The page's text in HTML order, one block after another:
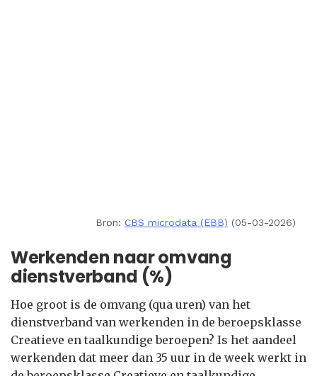
Bron: CBS microdata (EBB) (05-03-2026)
Werkenden naar omvang
dienstverband (%)
Hoe groot is de omvang (qua uren) van het
dienstverband van werkenden in de beroepsklasse
Creatieve en taalkundige beroepen? Is het aandeel
werkenden dat meer dan 35 uur in de week werkt in